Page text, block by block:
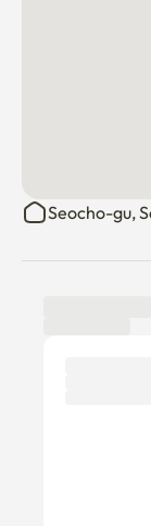
Seocho-gu,